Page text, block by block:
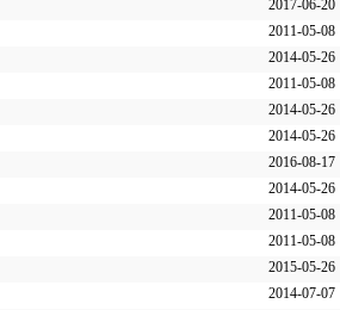
2017-06-20
2011-05-08
2014-05-26
2011-05-08
2014-05-26
2014-05-26
2016-08-17
2014-05-26
2011-05-08
2011-05-08
2015-05-26
2014-07-07